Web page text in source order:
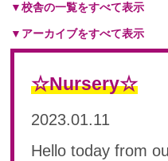
▼校舎の一覧をすべて表示
札幌保育園（北海道）
仙台八木山保育園（宮城県）
仙台富沢保育園（宮城県）
つくば西平塚保育園(茨城県)
札幌東雁来保育園(北海道)
▼アーカイブをすべて表示
2025年 03月(1)
☆Nursery☆
2023.01.11
Hello today from